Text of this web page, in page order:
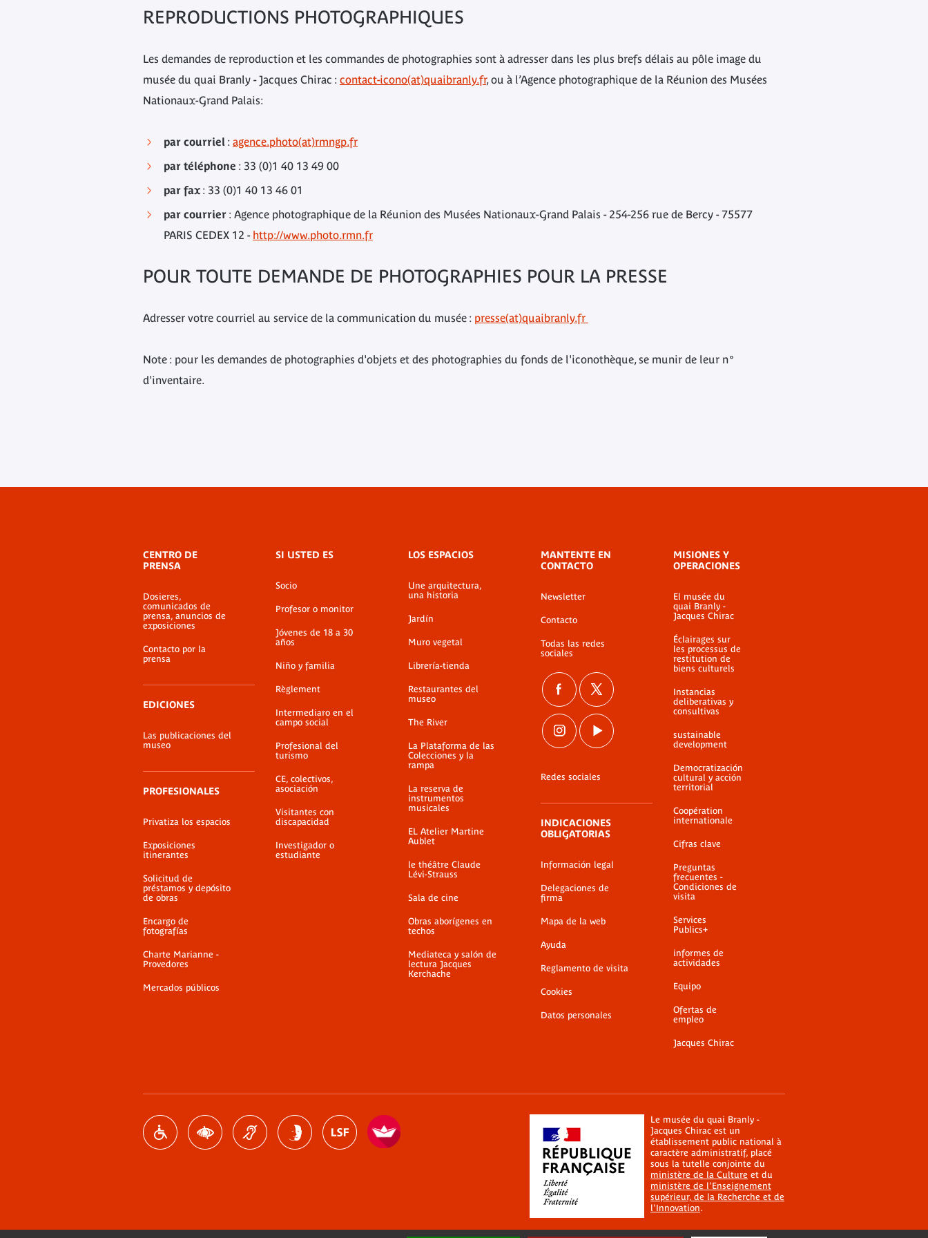
REPRODUCTIONS PHOTOGRAPHIQUES
Les demandes de reproduction et les commandes de photographies sont à adresser dans les plus brefs délais au pôle image du
musée du quai Branly - Jacques Chirac : contact-icono(at)quaibranly.fr, ou à l’Agence photographique de la Réunion des Musées
Nationaux-Grand Palais:
par courriel : agence.photo(at)rmngp.fr
par téléphone : 33 (0)1 40 13 49 00
par fax : 33 (0)1 40 13 46 01
par courrier : Agence photographique de la Réunion des Musées Nationaux-Grand Palais - 254-256 rue de Bercy - 75577
PARIS CEDEX 12 - http://www.photo.rmn.fr
POUR TOUTE DEMANDE DE PHOTOGRAPHIES POUR LA PRESSE
Adresser votre courriel au service de la communication du musée : presse(at)quaibranly.fr
Note : pour les demandes de photographies d'objets et des photographies du fonds de l'iconothèque, se munir de leur n°
d'inventaire.
de
pie
página
CENTRO DE
PRENSA
Dosieres,
comunicados de
prensa, anuncios de
exposiciones
Contacto por la
prensa
EDICIONES
Las publicaciones del
museo
PROFESIONALES
Privatiza los espacios
Exposiciones
itinerantes
Solicitud de
préstamos y depósito
de obras
Encargo de
fotografías
Charte Marianne -
Provedores
Mercados públicos
SI USTED ES
Socio
Profesor o monitor
Jóvenes de 18 a 30
años
Niño y familia
Règlement
Intermediaro en el
campo social
Profesional del
turismo
CE, colectivos,
asociación
Visitantes con
discapacidad
Investigador o
estudiante
LOS ESPACIOS
Une arquitectura,
una historia
Jardín
Muro vegetal
Librería-tienda
Restaurantes del
museo
The River
La Plataforma de las
Colecciones y la
rampa
La reserva de
instrumentos
musicales
EL Atelier Martine
Aublet
le théâtre Claude
Lévi-Strauss
Sala de cine
Obras aborígenes en
techos
Mediateca y salón de
lectura Jacques
Kerchache
MANTENTE EN
CONTACTO
Newsletter
Contacto
Todas las redes
sociales
Redes sociales
INDICACIONES
OBLIGATORIAS
Información legal
Delegaciones de
firma
Mapa de la web
Ayuda
Reglamento de visita
Cookies
Datos personales
MISIONES Y
OPERACIONES
El musée du
quai Branly -
Jacques Chirac
Éclairages sur
les processus de
restitution de
biens culturels
Instancias
deliberativas y
consultivas
sustainable
development
Democratización
cultural y acción
territorial
Coopération
internationale
Cifras clave
Preguntas
frecuentes -
Condiciones de
visita
Services
Publics+
informes de
actividades
Equipo
Ofertas de
empleo
Jacques Chirac
Le musée du quai Branly -
Jacques Chirac est un
établissement public national à
caractère administratif, placé
sous la tutelle conjointe du
ministère de la Culture et du
ministère de l'Enseignement
supérieur, de la Recherche et de
l'Innovation.